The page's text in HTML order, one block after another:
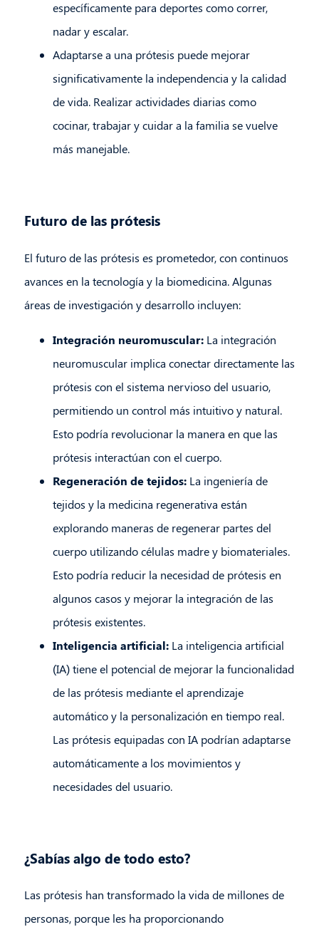
específicamente para deportes como correr,
nadar y escalar.
Adaptarse a una prótesis puede mejorar
significativamente la independencia y la calidad
de vida. Realizar actividades diarias como
cocinar, trabajar y cuidar a la familia se vuelve
más manejable.
Futuro de las prótesis
El futuro de las prótesis es prometedor, con continuos
avances en la tecnología y la biomedicina. Algunas
áreas de investigación y desarrollo incluyen:
Integración neuromuscular: La integración
neuromuscular implica conectar directamente las
prótesis con el sistema nervioso del usuario,
permitiendo un control más intuitivo y natural.
Esto podría revolucionar la manera en que las
prótesis interactúan con el cuerpo.
Regeneración de tejidos: La ingeniería de
tejidos y la medicina regenerativa están
explorando maneras de regenerar partes del
cuerpo utilizando células madre y biomateriales.
Esto podría reducir la necesidad de prótesis en
algunos casos y mejorar la integración de las
prótesis existentes.
Inteligencia artificial: La inteligencia artificial
(IA) tiene el potencial de mejorar la funcionalidad
de las prótesis mediante el aprendizaje
automático y la personalización en tiempo real.
Las prótesis equipadas con IA podrían adaptarse
automáticamente a los movimientos y
necesidades del usuario.
¿Sabías algo de todo esto?
Las prótesis han transformado la vida de millones de
personas, porque les ha proporcionando